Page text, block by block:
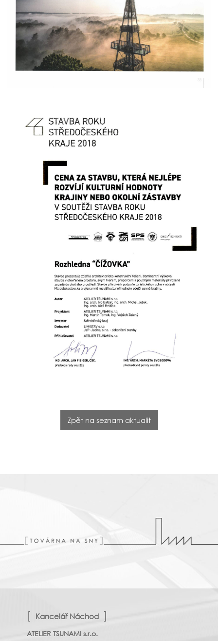
Zpět na seznam aktualit
Kancelář Náchod
ATELIER TSUNAMI s.r.o.